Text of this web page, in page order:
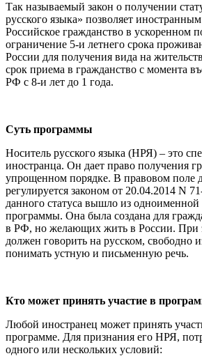
Так называемый закон о получении
русского языка» позволяет
Российское гражданство в ускоренном
ограничение 5-и летнего срока
России для получения вида на
срок приема в гражданство с момента
РФ с 8-и лет до 1 года.
Суть программы
Носитель русского языка (НРЯ) – это
иностранца. Он дает право получения
упрощенном порядке. В правовом поле
регулируется законом от 20.04.2014 N
данного статуса вышло из одноименной
программы. Она была создана для
в РФ, но желающих жить в России. При
должен говорить на русском, свободно
понимать устную и письменную речь.
Кто может принять участие в
Любой иностранец может принять
программе. Для признания его НРЯ,
одного или нескольких условий: